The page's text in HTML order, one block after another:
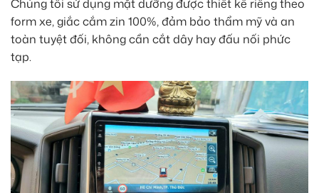
Chúng tôi sử dụng mặt dưỡng được thiết kế riêng theo
form xe, giắc cắm zin 100%, đảm bảo thẩm mỹ và an
toàn tuyệt đối, không cần cắt dây hay đấu nối phức
tạp.